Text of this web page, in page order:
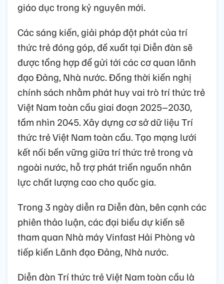
giáo dục trong kỷ nguyên mới.
Các sáng kiến, giải pháp đột phát của trí
thức trẻ đóng góp, đề xuất tại Diễn đàn sẽ
được tổng hợp để gửi tới các cơ quan lãnh
đạo Đảng, Nhà nước. Đồng thời kiến nghị
chính sách nhằm phát huy vai trò trí thức trẻ
Việt Nam toàn cầu giai đoạn 2025–2030,
tầm nhìn 2045. Xây dựng cơ sở dữ liệu Trí
thức trẻ Việt Nam toàn cầu. Tạo mạng lưới
kết nối bền vững giữa trí thức trẻ trong và
ngoài nước, hỗ trợ phát triển nguồn nhân
lực chất lượng cao cho quốc gia.
Trong 3 ngày diễn ra Diễn đàn, bên cạnh các
phiên thảo luận, các đại biểu dự kiến sẽ
tham quan Nhà máy Vinfast Hải Phòng và
tiếp kiến Lãnh đạo Đảng, Nhà nước.
Diễn đàn Trí thức trẻ Việt Nam toàn cầu là